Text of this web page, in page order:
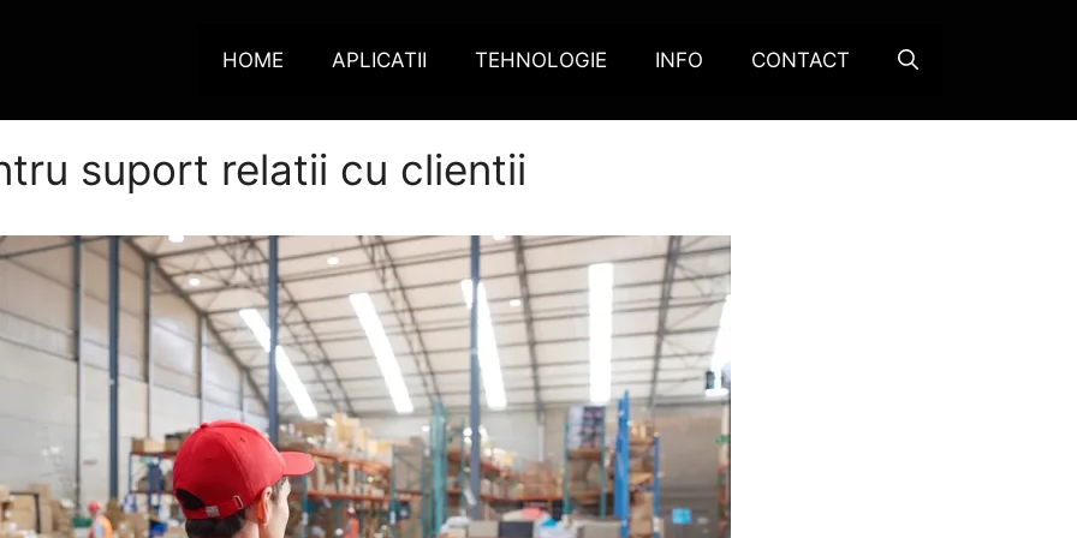
HOME APLICATII TEHNOLOGIE INFO CONTACT
suport relatii cu clientii